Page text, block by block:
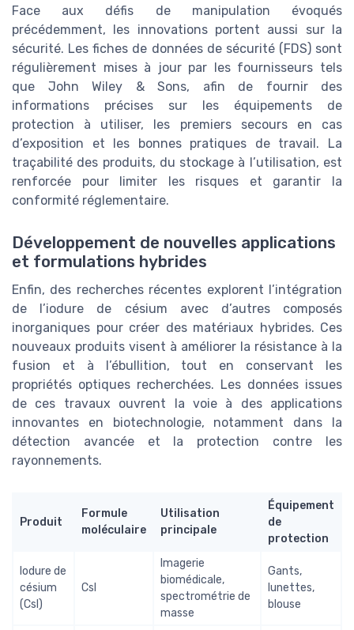
Face aux défis de manipulation évoqués
précédemment, les innovations portent aussi sur la
sécurité. Les fiches de données de sécurité (FDS) sont
régulièrement mises à jour par les fournisseurs tels
que John Wiley & Sons, afin de fournir des
informations précises sur les équipements de
protection à utiliser, les premiers secours en cas
d’exposition et les bonnes pratiques de travail. La
traçabilité des produits, du stockage à l’utilisation, est
renforcée pour limiter les risques et garantir la
conformité réglementaire.
Développement de nouvelles applications
et formulations hybrides
Enfin, des recherches récentes explorent l’intégration
de l’iodure de césium avec d’autres composés
inorganiques pour créer des matériaux hybrides. Ces
nouveaux produits visent à améliorer la résistance à la
fusion et à l’ébullition, tout en conservant les
propriétés optiques recherchées. Les données issues
de ces travaux ouvrent la voie à des applications
innovantes en biotechnologie, notamment dans la
détection avancée et la protection contre les
rayonnements.
Produit
Formule
moléculaire
Utilisation
principale
Équipement
de
protection
Iodure de
césium
(CsI)
CsI
Imagerie
biomédicale,
spectrométrie de
masse
Gants,
lunettes,
blouse